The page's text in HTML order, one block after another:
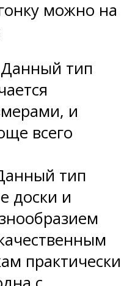
можно на
Данный тип
и
всего
тип
доски и
практически